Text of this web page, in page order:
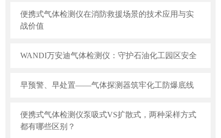
便携式气体检测仪在消防救援场景的技术应用与实
战价值
WANDI万安迪气体检测仪：守护石油化工园区安全
早预警、早处置——气体探测器筑牢化工防爆底线
便携式气体检测仪泵吸式VS扩散式，两种采样方式
都有哪些区别？